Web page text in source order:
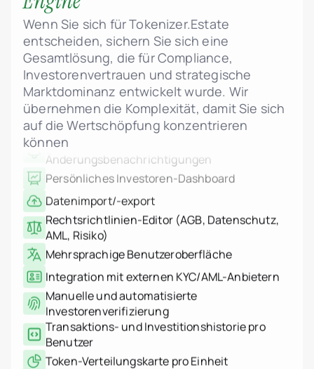
Wenn Sie sich für Tokenizer.Estate
entscheiden, sichern Sie sich eine
Gesamtlösung, die für Compliance,
Investorenvertrauen und strategische
Marktdominanz entwickelt wurde. Wir
übernehmen die Komplexität, damit Sie sich
auf die Wertschöpfung konzentrieren
können
Projektverwaltung
Dynamische Preisgestaltung, Phasen und
Statuskontrolle
Grundrisse, Visualisierungen und rechtliche
PDFs hochladen
Interaktive Einheitengalerie mit Echtzeit-
Status
Admin- und Investoren-
Änderungsbenachrichtigungen
Persönliches Investoren-Dashboard
Datenimport/-export
Rechtsrichtlinien-Editor (AGB, Datenschutz,
AML, Risiko)
Mehrsprachige Benutzeroberfläche
Integration mit externen KYC/AML-Anbietern
Manuelle und automatisierte
Investorenverifizierung
Transaktions- und Investitionshistorie pro
Benutzer
Token-Verteilungskarte pro Einheit
Berichte pro Einheit/Projekt